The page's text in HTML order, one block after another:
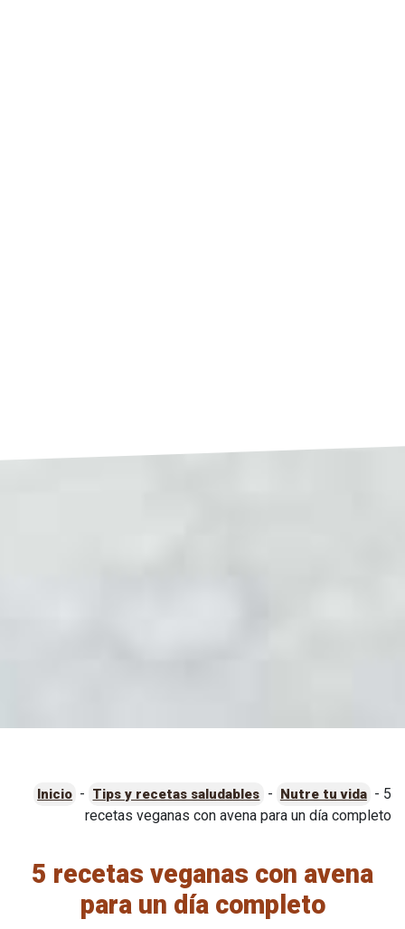
Inicio - Tips y recetas saludables - Nutre tu vida - 5
recetas veganas con avena para un día completo
5 recetas veganas con avena
para un día completo